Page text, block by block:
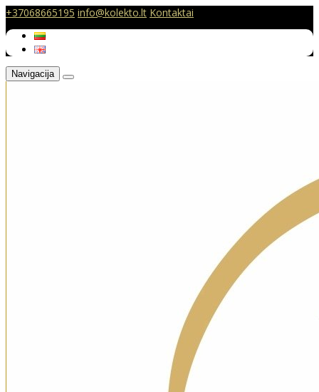
+37068665195 info@kolekto.lt Kontaktai
Navigacija